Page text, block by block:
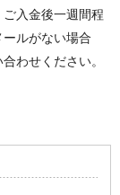
入金後一週間程
ルがない場合
わせください。